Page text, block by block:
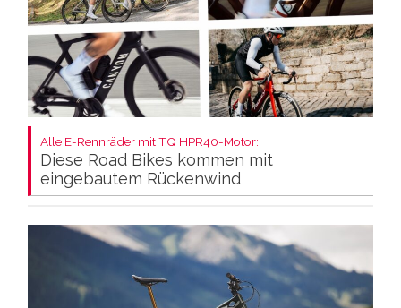
Alle E-Rennräder mit TQ HPR40-Motor:
Diese Road Bikes kommen mit
eingebautem Rückenwind